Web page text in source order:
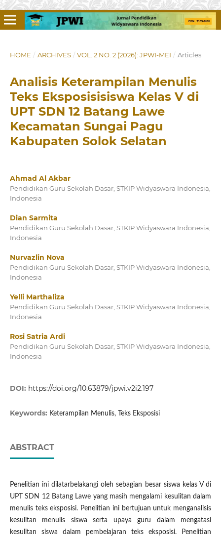
HOME / ARCHIVES / VOL. 2 NO. 2 (2026): JPWI-MEI / Articles
Analisis Keterampilan Menulis
Teks Eksposisisiswa Kelas V di
UPT SDN 12 Batang Lawe
Kecamatan Sungai Pagu
Kabupaten Solok Selatan
Ahmad Al Akbar
Pendidikan Guru Sekolah Dasar, STKIP Widyaswara Indonesia,
Indonesia
Dian Sarmita
Pendidikan Guru Sekolah Dasar, STKIP Widyaswara Indonesia,
Indonesia
Nurvazlin Nova
Pendidikan Guru Sekolah Dasar, STKIP Widyaswara Indonesia,
Indonesia
Yelli Marthaliza
Pendidikan Guru Sekolah Dasar, STKIP Widyaswara Indonesia,
Indonesia
Rosi Satria Ardi
Pendidikan Guru Sekolah Dasar, STKIP Widyaswara Indonesia,
Indonesia
DOI: https://doi.org/10.63879/jpwi.v2i2.197
Keywords: Keterampilan Menulis, Teks Eksposisi
ABSTRACT
Penelitian ini dilatarbelakangi oleh sebagian besar siswa kelas V di
UPT SDN 12 Batang Lawe yang masih mengalami kesulitan dalam
menulis teks eksposisi. Penelitian ini bertujuan untuk menganalisis
kesulitan menulis siswa serta upaya guru dalam mengatasi
kesulitan siswa dalam pembelajaran teks eksposisi. Penelitian